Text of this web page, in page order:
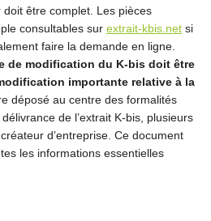
être complet. Les pièces
consultables sur extrait-kbis.netsi
faire la demande en ligne.
de modification du K-bis doit être
importante relative à la
déposé au centre des formalités
de l’extrait K-bis, plusieurs
d’entreprise. Ce document
les informations essentielles